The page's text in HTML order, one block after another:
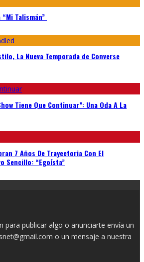
Talismán”
La Nueva Temporada de Converse
Tiene Que Continuar”: Una Oda A La
7 Años De Trayectoria Con El
Sencillo: “Egoísta”
para publicar algo o anunciarte envía un
o un mensaje a nuestra